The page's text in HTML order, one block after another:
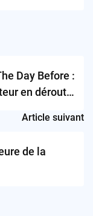
Day Before :
en déroute
Article suivant
de la